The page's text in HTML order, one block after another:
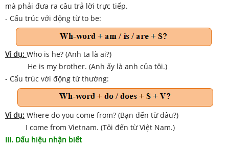
mà phải đưa ra câu trả lời trực tiếp.
- Cấu trúc với động từ to be:
Ví dụ: Who is he? (Anh ta là ai?)
He is my brother. (Anh ấy là anh của tôi.)
- Cấu trúc với động từ thường:
Ví dụ: Where do you come from? (Bạn đến từ đâu?)
I come from Vietnam. (Tôi đến từ Việt Nam.)
III. Dấu hiệu nhận biết